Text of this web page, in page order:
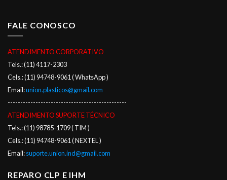
FALE CONOSCO
ATENDIMENTO CORPORATIVO
Tels.: (11) 4117-2303
Cels.: (11) 94748-9061 ( WhatsApp )
Email:union.plasticos@gmail.com
-----------------------------------------------
ATENDIMENTO SUPORTE TÉCNICO
Tels.: (11) 98785-1709 ( TIM )
Cels.: (11) 94748-9061 ( NEXTEL )
Email:suporte.union.ind@gmail.com
REPARO CLP E IHM